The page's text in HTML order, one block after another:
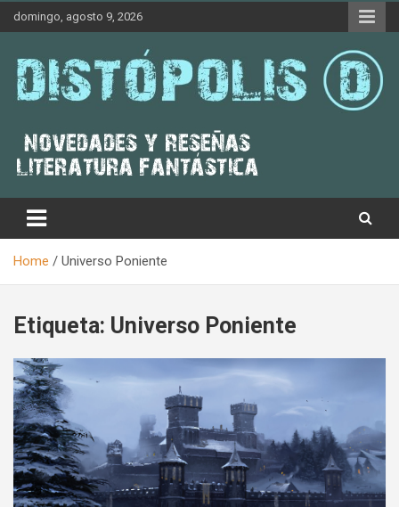
Skip
domingo, agosto 9, 2026
Distópolis
Home Universo Poniente
Etiqueta: Universo Poniente